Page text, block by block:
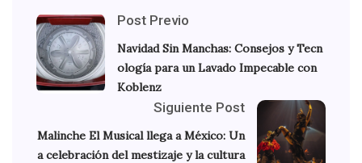
Post Previo
Navidad Sin Manchas: Consejos y Tecn
ología para un Lavado Impecable con
Koblenz
Siguiente Post
Malinche El Musical llega a México: Un
a celebración del mestizaje y la cultura